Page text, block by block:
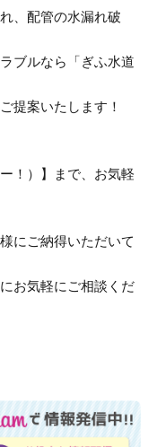
、配管の水漏れ破
ブルなら「ぎふ水道
提案いたします！
！）】まで、お気軽
にご納得いただいて
お気軽にご相談くだ